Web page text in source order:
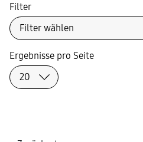
Filter
Ergebnisse pro Seite